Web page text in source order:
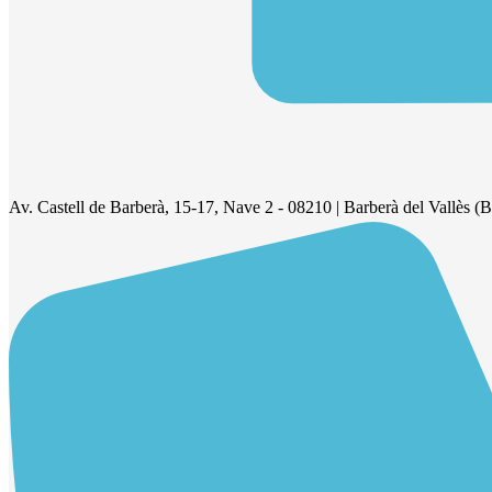
Av. Castell de Barberà, 15-17, Nave 2 - 08210 | Barberà del Vallès